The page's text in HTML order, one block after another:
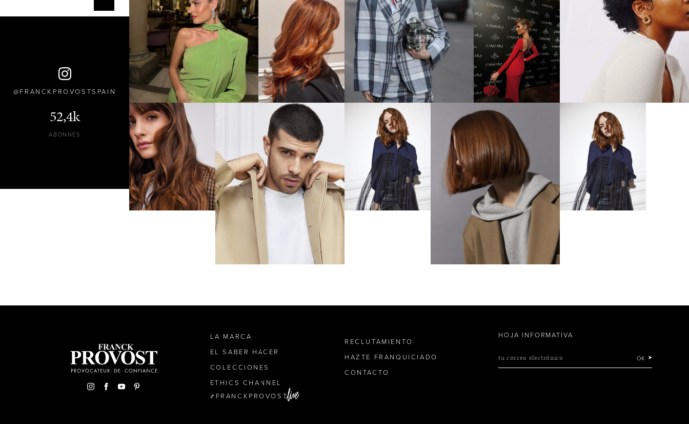
FRANCKPROVOSTSPAIN
52,4k
ABONNÉS
LA MARCA
EL SABER HACER
COLECCIONES
ETHICS CHANNEL
FRANCKPROVOST
RECLUTAMIENTO
HAZTE FRANQUICIADO
CONTACTO
HOJA INFORMATIVA
tu correo electrónico OK